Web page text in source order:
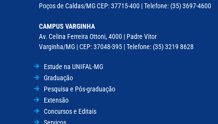
Poços de Caldas/MG CEP: 37715-400 | Telefone: (35) 3697-4600
CAMPUS VARGINHA
Av. Celina Ferreira Ottoni, 4000 | Padre Vitor
Varginha/MG | CEP: 37048-395 | Telefone: (35) 3219 8628
Estude na UNIFAL-MG
Graduação
Pesquisa e Pós-graduação
Extensão
Concursos e Editais